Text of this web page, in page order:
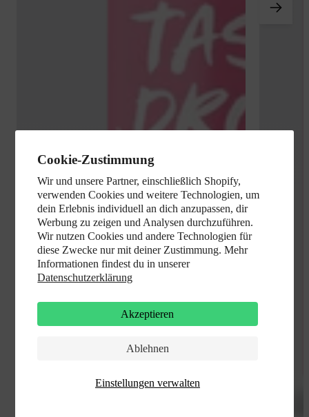
Cookie-Zustimmung
Wir und unsere Partner, einschließlich Shopify,
verwenden Cookies und weitere Technologien, um
dein Erlebnis individuell an dich anzupassen, dir
Werbung zu zeigen und Analysen durchzuführen.
Wir nutzen Cookies und andere Technologien für
diese Zwecke nur mit deiner Zustimmung. Mehr
Informationen findest du in unserer
Datenschutzerklärung
Einstellungen verwalten
Akzeptieren
Ablehnen